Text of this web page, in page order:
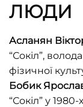
ЛЮДИ
Асланян
“Сокіл”,
фізичної
Бобик
“Сокіл” у